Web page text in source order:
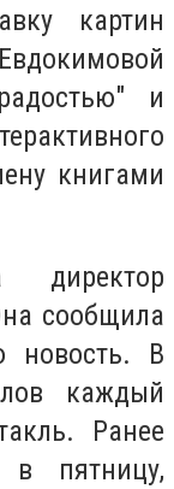
картин
и
книгами
директор
сообщила
новость. В
каждый
Ранее
в пятницу,